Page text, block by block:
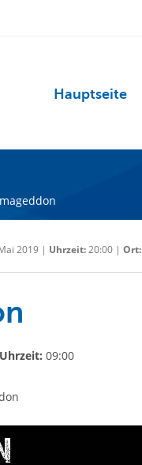
Hauptseite
2019 | Uhrzeit:20:00 | Ort:
Uhrzeit: 09:00